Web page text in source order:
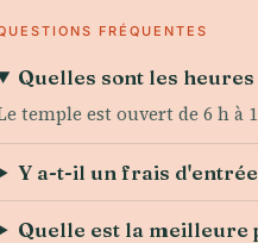
FRÉQUENTES
Quelles sont les
temple est ouvert de 6 h à
Y a-t-il un frais
Quelle est la meilleure